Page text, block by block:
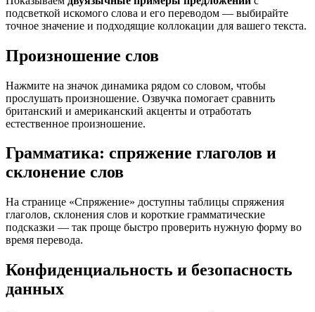
подсветкой искомого слова и его переводом — выбирайте
точное значение и подходящие коллокации для вашего текста.
Произношение слов
Нажмите на значок динамика рядом со словом, чтобы
прослушать произношение. Озвучка помогает сравнить
британский и американский акценты и отработать
естественное произношение.
Грамматика: спряжение глаголов и
склонение слов
На странице «Спряжение» доступны таблицы спряжения
глаголов, склонения слов и короткие грамматические
подсказки — так проще быстро проверить нужную форму во
время перевода.
Конфиденциальность и безопасность
данных